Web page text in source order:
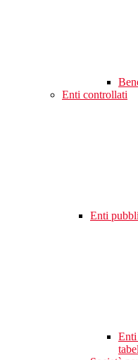
Enti controllati
Enti